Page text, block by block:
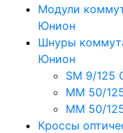
Модули
Юнион
Шнуры
Юнион
SM 9/125
MM 50/
MM 50/
Кроссы